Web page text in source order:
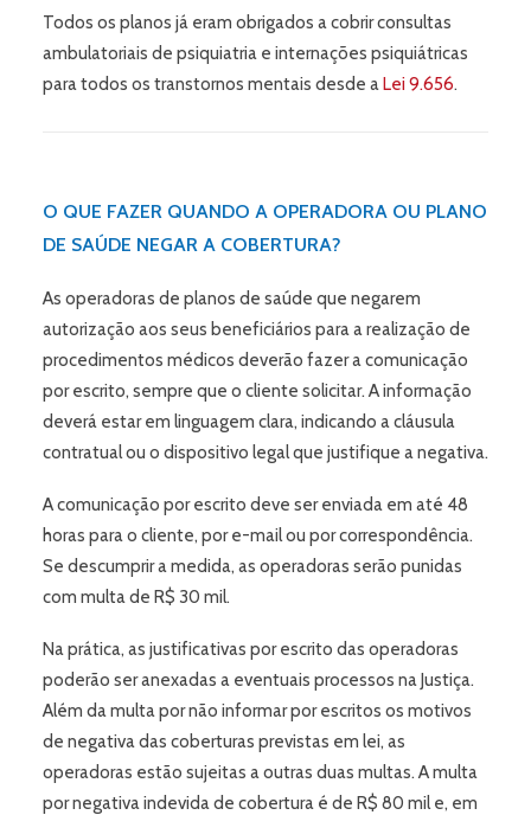
Todos os planos já eram obrigados a cobrir consultas
ambulatoriais de psiquiatria e internações psiquiátricas
para todos os transtornos mentais desde aLei 9.656.
O QUE FAZER QUANDO A OPERADORA OU PLANO
DE SAÚDE NEGAR A COBERTURA?
As operadoras de planos de saúde que negarem
autorização aos seus beneficiários para a realização de
procedimentos médicos deverão fazer a comunicação
por escrito, sempre que o cliente solicitar. A informação
deverá estar em linguagem clara, indicando a cláusula
contratual ou o dispositivo legal que justifique a negativa.
A comunicação por escrito deve ser enviada em até 48
horas para o cliente, por e-mail ou por correspondência.
Se descumprir a medida, as operadoras serão punidas
com multa de R$ 30 mil.
Na prática, as justificativas por escrito das operadoras
poderão ser anexadas a eventuais processos na Justiça.
Além da multa por não informar por escritos os motivos
de negativa das coberturas previstas em lei, as
operadoras estão sujeitas a outras duas multas. A multa
por negativa indevida de cobertura é de R$ 80 mil e, em